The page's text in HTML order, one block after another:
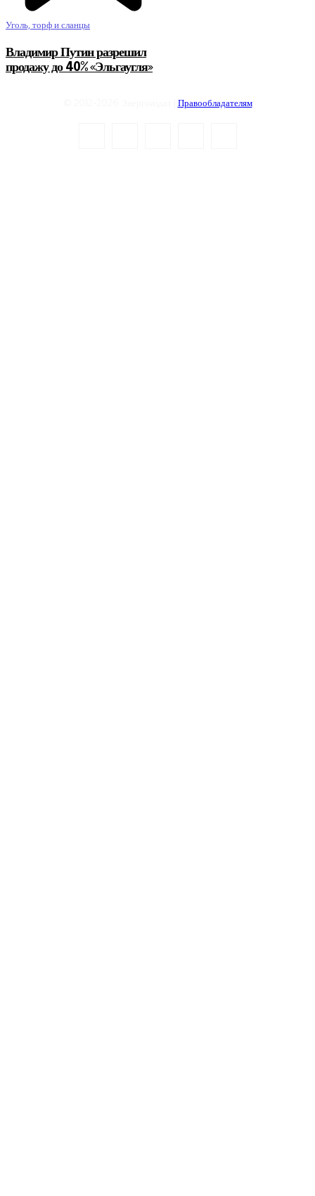
Уголь, торф и сланцы
Владимир Путин разрешил
продажу до 40% «Эльгаугля»
Правообладателям